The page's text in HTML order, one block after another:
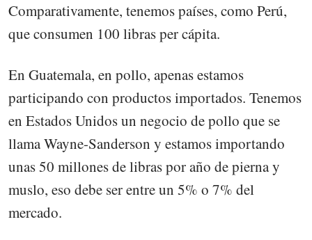
Comparativamente, tenemos países, como Perú,
que consumen 100 libras per cápita.
En Guatemala, en pollo, apenas estamos
participando con productos importados. Tenemos
en Estados Unidos un negocio de pollo que se
llama Wayne-Sanderson y estamos importando
unas 50 millones de libras por año de pierna y
muslo, eso debe ser entre un 5% o 7% del
mercado.